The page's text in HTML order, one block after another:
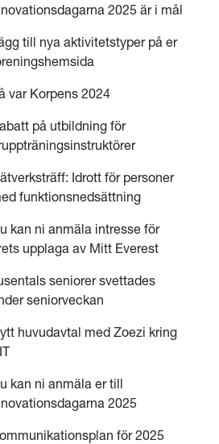
2025 är i mål
till nya aktivitetstyper på er
var Korpens 2024
på utbildning för
Idrott för personer
funktionsnedsättning
kan ni anmäla intresse för
upplaga av Mitt Everest
seniorer svettades
seniorveckan
huvudavtal med Zoezi kring
kan ni anmäla er till
2025
för 2025